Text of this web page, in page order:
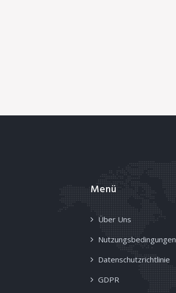
Menü
Über Uns
Nutzungsbedingungen
Datenschutzrichtlinie
GDPR